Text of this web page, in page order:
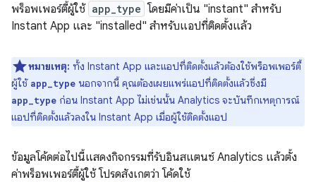
พร็อพเพอร์ตี้ผู้ใช้ app_type โดยมีค่าเป็น "instant" สำหรับ
Instant App และ "installed" สำหรับแอปที่ติดตั้งแล้ว
หมายเหตุ: ทั้ง Instant App และแอปที่ติดตั้งแล้วต้องใช้พร็อพเพอร์ตี้
ผู้ใช้ app_type นอกจากนี้ คุณต้องเผยแพร่แอปที่ติดตั้งแล้วซึ่งมี
app_type ก่อน Instant App ไม่เช่นนั้น Analytics จะบันทึกเหตุการณ์
แอปที่ติดตั้งแล้วลงใน Instant App เมื่อผู้ใช้ติดตั้งแอป
ข้อมูลโค้ดต่อไปนี้แสดงกิจกรรมที่รับอินสแตนซ์ Analytics แล้วตั้ง
ค่าพร็อพเพอร์ตี้ผู้ใช้ โปรดสังเกตว่า โค้ดใช้